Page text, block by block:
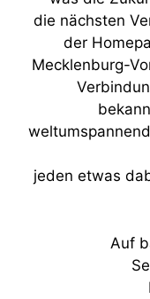
die nächsten
der
Mecklenburg-
jeden etwas
Auf